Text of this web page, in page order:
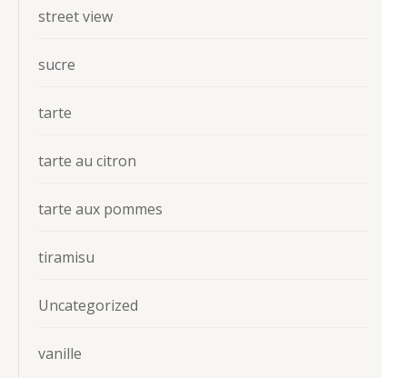
street view
sucre
tarte
tarte au citron
tarte aux pommes
tiramisu
Uncategorized
vanille